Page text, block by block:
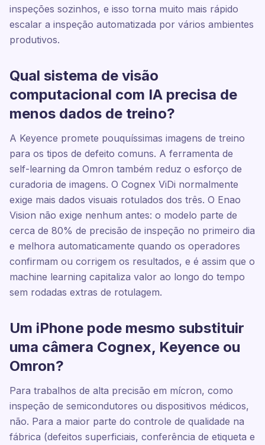
inspeções sozinhos, e isso torna muito mais rápido
escalar a inspeção automatizada por vários ambientes
produtivos.
Qual sistema de visão
computacional com IA precisa de
menos dados de treino?
A Keyence promete pouquíssimas imagens de treino
para os tipos de defeito comuns. A ferramenta de
self-learning da Omron também reduz o esforço de
curadoria de imagens. O Cognex ViDi normalmente
exige mais dados visuais rotulados dos três. O Enao
Vision não exige nenhum antes: o modelo parte de
cerca de 80% de precisão de inspeção no primeiro dia
e melhora automaticamente quando os operadores
confirmam ou corrigem os resultados, e é assim que o
machine learning capitaliza valor ao longo do tempo
sem rodadas extras de rotulagem.
Um iPhone pode mesmo substituir
uma câmera Cognex, Keyence ou
Omron?
Para trabalhos de alta precisão em mícron, como
inspeção de semicondutores ou dispositivos médicos,
não. Para a maior parte do controle de qualidade na
fábrica (defeitos superficiais, conferência de etiqueta e